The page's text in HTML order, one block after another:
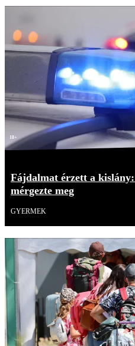
18+
Fájdalmat érzett a
mérgezte meg
GYERMEK